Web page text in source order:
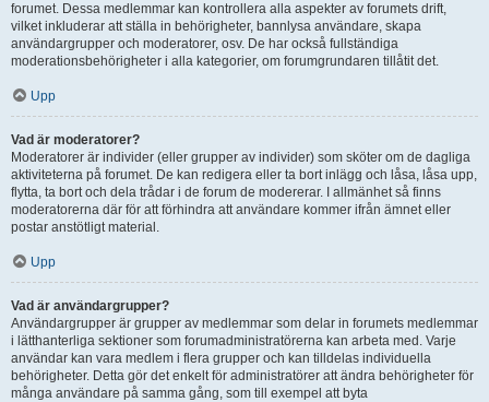
forumet. Dessa medlemmar kan kontrollera alla aspekter av forumets drift,
vilket inkluderar att ställa in behörigheter, bannlysa användare, skapa
användargrupper och moderatorer, osv. De har också fullständiga
moderationsbehörigheter i alla kategorier, om forumgrundaren tillåtit det.
Upp
Vad är moderatorer?
Moderatorer är individer (eller grupper av individer) som sköter om de dagliga
aktiviteterna på forumet. De kan redigera eller ta bort inlägg och låsa, låsa upp,
flytta, ta bort och dela trådar i de forum de modererar. I allmänhet så finns
moderatorerna där för att förhindra att användare kommer ifrån ämnet eller
postar anstötligt material.
Upp
Vad är användargrupper?
Användargrupper är grupper av medlemmar som delar in forumets medlemmar
i lätthanterliga sektioner som forumadministratörerna kan arbeta med. Varje
användar kan vara medlem i flera grupper och kan tilldelas individuella
behörigheter. Detta gör det enkelt för administratörer att ändra behörigheter för
många användare på samma gång, som till exempel att byta